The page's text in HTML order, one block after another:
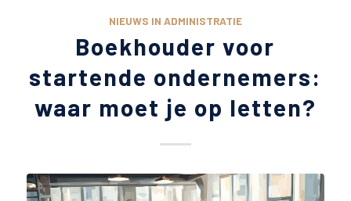
NIEUWS IN ADMINISTRATIE
Boekhouder voor
startende ondernemers:
waar moet je op letten?